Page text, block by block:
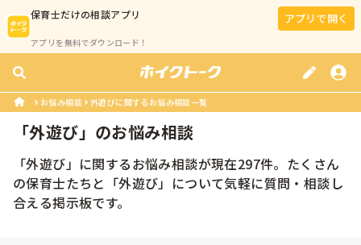
保育士だけの相談アプリ
アプリを無料でダウンロード！
アプリで開く
お悩み相談 外遊びに関するお悩み相談一覧
「外遊び」のお悩み相談
「外遊び 」に関するお悩み相談が現在297件。たくさん
の保育士たちと「外遊び」について気軽に質問・相談し
合える掲示板です。